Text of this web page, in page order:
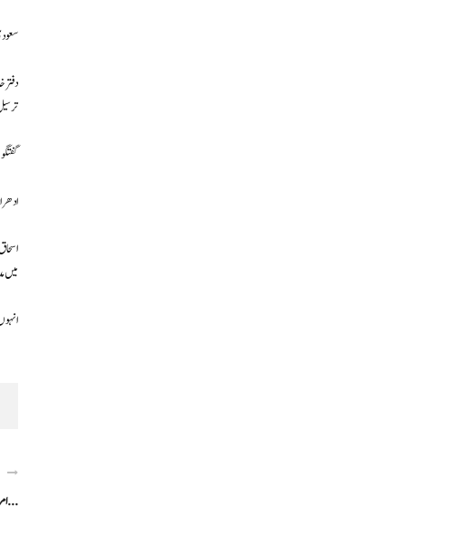
ادھر
میں
امریکا اور ایران میں کشیدگی شدت اختیار کر گئی، ٹرمپ نے ہنگامی ...